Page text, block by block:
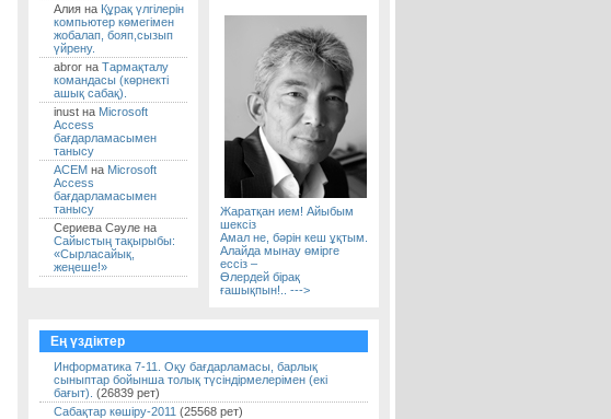
Алия на Құрақ үлгілерін
компьютер көмегімен
жобалап, бояп,сызып
үйрену.
abror на Тармақталу
командасы (көрнекті
ашық сабақ).
inust на Microsoft
Access
бағдарламасымен
танысу
АСЕМ на Microsoft
Access
бағдарламасымен
танысу
Сериева Сәуле на
Сайыстың тақырыбы:
«Сырласайық,
жеңеше!»
Жаратқан ием! Айыбым
шексiз
Амал не, бәрiн кеш ұқтым.
Алайда мынау өмiрге
ессiз –
Өлердей бiрақ
ғашықпын!.. --->
Ең үздіктер
Информатика 7-11. Оқу бағдарламасы, барлық
сыныптар бойынша толық түсіндірмелерімен (екі
бағыт). (26839 рет)
Сабақтар көшіру-2011 (25568 рет)